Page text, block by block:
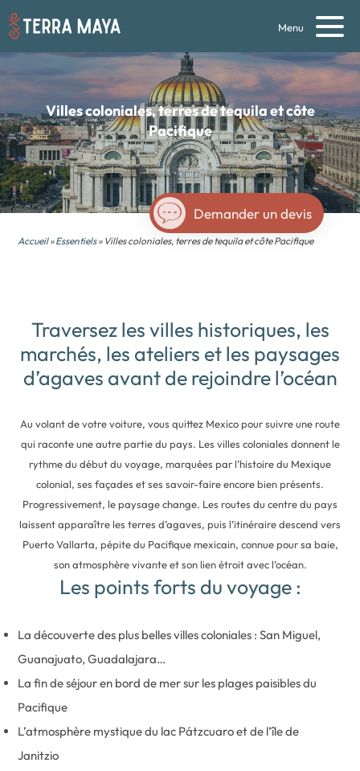
Menu
Villes coloniales, terres de tequila et côte
Pacifique
Demander un devis
Accueil»Essentiels» Villes coloniales, terres de tequila et côte Pacifique
Traversez les villes historiques, les
marchés, les ateliers et les paysages
d’agaves avant de rejoindre l’océan
Au volant de votre voiture, vous quittez Mexico pour suivre une route
qui raconte une autre partie du pays. Les villes coloniales donnent le
rythme du début du voyage, marquées par l’histoire du Mexique
colonial, ses façades et ses savoir-faire encore bien présents.
Progressivement, le paysage change. Les routes du centre du pays
laissent apparaître les terres d’agaves, puis l’itinéraire descend vers
Puerto Vallarta, pépite du Pacifique mexicain, connue pour sa baie,
son atmosphère vivante et son lien étroit avec l’océan.
Les points forts du voyage :
La découverte des plus belles villes coloniales : San Miguel,
Guanajuato, Guadalajara…
La fin de séjour en bord de mer sur les plages paisibles du
Pacifique
L’atmosphère mystique du lac Pátzcuaro et de l’île de
Janitzio